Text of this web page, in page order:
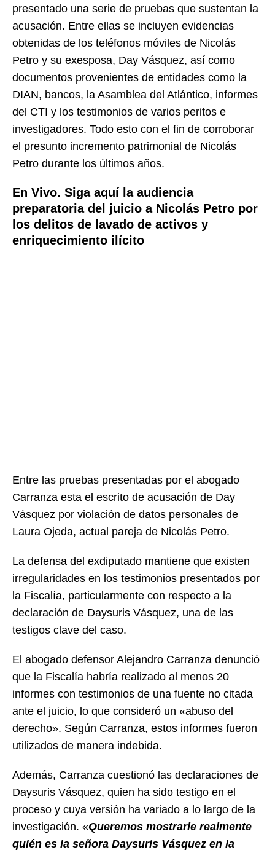
presentado una serie de pruebas que sustentan la
acusación. Entre ellas se incluyen evidencias
obtenidas de los teléfonos móviles de Nicolás
Petro y su exesposa, Day Vásquez, así como
documentos provenientes de entidades como la
DIAN, bancos, la Asamblea del Atlántico, informes
del CTI y los testimonios de varios peritos e
investigadores. Todo esto con el fin de corroborar
el presunto incremento patrimonial de Nicolás
Petro durante los últimos años.
En Vivo. Siga aquí la audiencia
preparatoria del juicio a Nicolás Petro por
los delitos de lavado de activos y
enriquecimiento ilícito
Entre las pruebas presentadas por el abogado
Carranza esta el escrito de acusación de Day
Vásquez por violación de datos personales de
Laura Ojeda, actual pareja de Nicolás Petro.
La defensa del exdiputado mantiene que existen
irregularidades en los testimonios presentados por
la Fiscalía, particularmente con respecto a la
declaración de Daysuris Vásquez, una de las
testigos clave del caso.
El abogado defensor Alejandro Carranza denunció
que la Fiscalía habría realizado al menos 20
informes con testimonios de una fuente no citada
ante el juicio, lo que consideró un «abuso del
derecho». Según Carranza, estos informes fueron
utilizados de manera indebida.
Además, Carranza cuestionó las declaraciones de
Daysuris Vásquez, quien ha sido testigo en el
proceso y cuya versión ha variado a lo largo de la
investigación. «Queremos mostrarle realmente
quién es la señora Daysuris Vásquez en la